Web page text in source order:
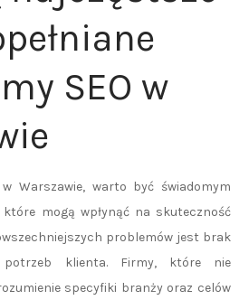
SEO w
Warszawie, warto być świadomym
które mogą wpłynąć na skuteczność
problemów jest brak
potrzeb klienta. Firmy, które nie
specyfiki branży oraz celów